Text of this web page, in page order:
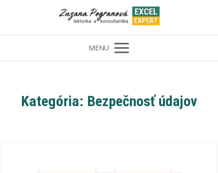
MENU
Kategória: Bezpečnosť údajov